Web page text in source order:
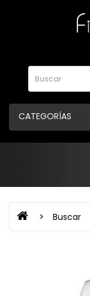
CATEGORÍAS
Buscar